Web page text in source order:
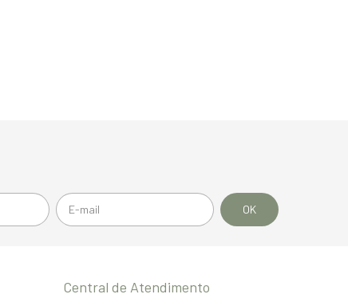
Central de Atendimento